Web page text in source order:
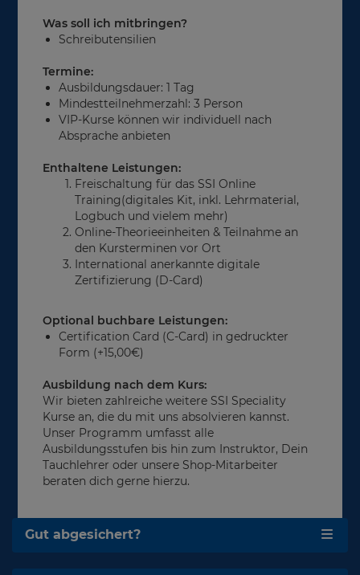
Was soll ich mitbringen?
Schreibutensilien
Termine:
Ausbildungsdauer: 1 Tag
Mindestteilnehmerzahl: 3 Person
VIP-Kurse können wir individuell nach
Absprache anbieten
Enthaltene Leistungen:
Freischaltung für das SSI Online
Training(digitales Kit, inkl. Lehrmaterial,
Logbuch und vielem mehr)
Online-Theorieeinheiten & Teilnahme an
den Kursterminen vor Ort
International anerkannte digitale
Zertifizierung (D-Card)
Optional buchbare Leistungen:
Certification Card (C-Card) in gedruckter
Form (+15,00€)
Ausbildung nach dem Kurs:
Wir bieten zahlreiche weitere SSI Speciality
Kurse an, die du mit uns absolvieren kannst.
Unser Programm umfasst alle
Ausbildungsstufen bis hin zum Instruktor, Dein
Tauchlehrer oder unsere Shop-Mitarbeiter
beraten dich gerne hierzu.
Gut abgesichert?